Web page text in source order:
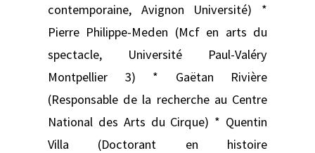
contemporaine, Avignon Université) *
Pierre Philippe-Meden (Mcf en arts du
spectacle, Université Paul-Valéry
Montpellier 3) * Gaëtan Rivière
(Responsable de la recherche au Centre
National des Arts du Cirque) * Quentin
Villa (Doctorant en histoire